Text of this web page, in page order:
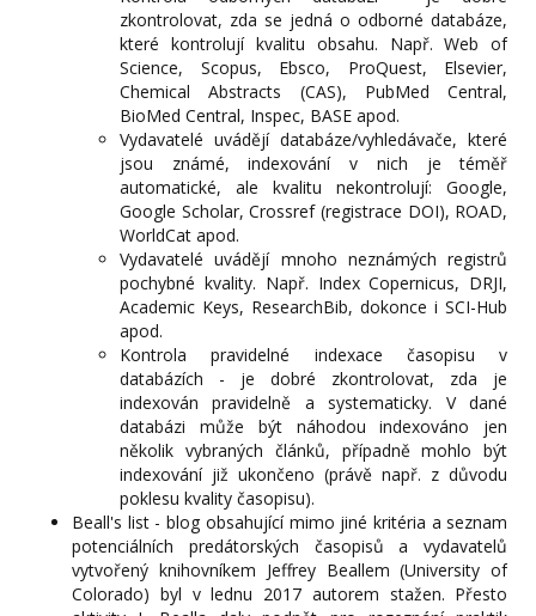
zkontrolovat, zda se jedná o odborné databáze,
které kontrolují kvalitu obsahu. Např. Web of
Science, Scopus, Ebsco, ProQuest, Elsevier,
Chemical Abstracts (CAS), PubMed Central,
BioMed Central, Inspec, BASE apod.
Vydavatelé uvádějí databáze/vyhledávače, které
jsou známé, indexování v nich je téměř
automatické, ale kvalitu nekontrolují: Google,
Google Scholar, Crossref (registrace DOI), ROAD,
WorldCat apod.
Vydavatelé uvádějí mnoho neznámých registrů
pochybné kvality. Např. Index Copernicus, DRJI,
Academic Keys, ResearchBib, dokonce i SCI-Hub
apod.
Kontrola pravidelné indexace časopisu v
databázích - je dobré zkontrolovat, zda je
indexován pravidelně a systematicky. V dané
databázi může být náhodou indexováno jen
několik vybraných článků, případně mohlo být
indexování již ukončeno (právě např. z důvodu
poklesu kvality časopisu).
Beall's list - blog obsahující mimo jiné kritéria a seznam
potenciálních predátorských časopisů a vydavatelů
vytvořený knihovníkem Jeffrey Beallem (University of
Colorado) byl v lednu 2017 autorem stažen. Přesto